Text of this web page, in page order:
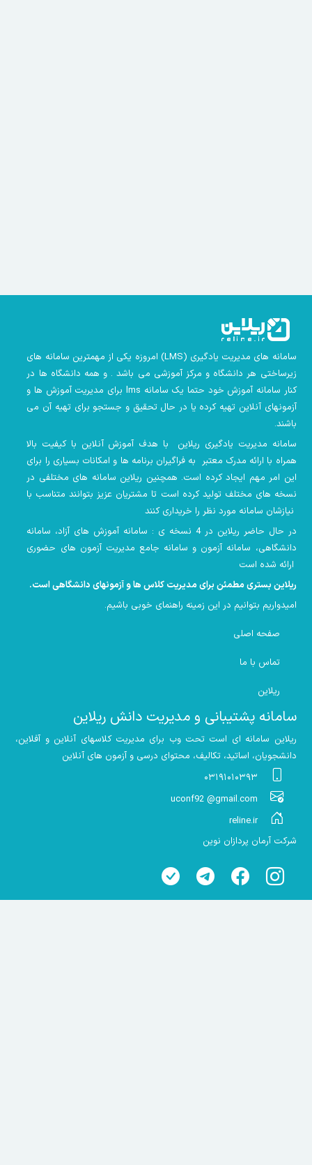
سامانه های مدیریت یادگیری (LMS) امروزه یکی از مهمترین سامانه های
زیرساختی هر دانشگاه و مرکز آموزشی می باشد . و همه دانشگاه ها در
کنار سامانه آموزش خود حتما یک سامانه lms
برای مدیریت آموزش ها و
آزمونهای آنلاین تهیه کرده یا در حال تحقیق و جستجو برای تهیه آن می
باشند.
سامانه مدیریت یادگیری ریلاین با هدف آموزش آنلاین با کیفیت بالا
همراه با ارائه مدرک معتبر به فراگیران برنامه ها و امکانات بسیاری را برای
این امر مهم ایجاد کرده است. همچنین ریلاین سامانه های مختلفی در
نسخه های مختلف تولید کرده است تا مشتریان عزیز بتوانند متناسب با
در حال حاضر ریلاین در 4 نسخه ی : سامانه آموزش های آزاد، سامانه
دانشگاهی، سامانه آزمون و سامانه جامع مدیریت آزمون های حضوری
ریلاین بستری مطمئن برای مدیریت کلاس ها و آزمونهای دانشگاهی است.
امیدواریم بتوانیم در این زمینه راهنمای خوبی باشیم.
صفحه اصلی
تماس با ما
ریلاین
سامانه پشتیبانی و مدیریت دانش ریلاین
ریلاین سامانه ای است تحت وب برای مدیریت کلاسهای آنلاین و آفلاین،
دانشجویان، اساتید، تکالیف، محتوای درسی و آزمون های آنلاین
۰۳۱۹۱۰۱۰۳۹۳
uconf92 @gmail.com
reline.ir
شرکت آرمان پردازان نوین